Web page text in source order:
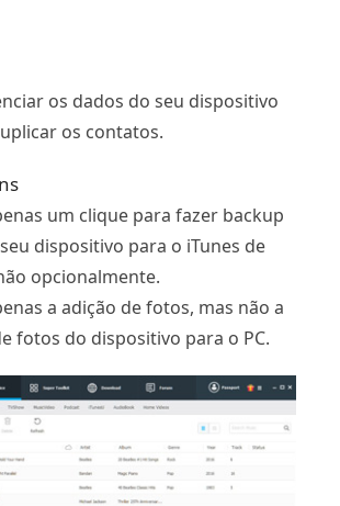
os dados do seu dispositivo
os contatos.
um clique para fazer backup
dispositivo para o iTunes de
opcionalmente.
a adição de fotos, mas não a
fotos do dispositivo para o PC.